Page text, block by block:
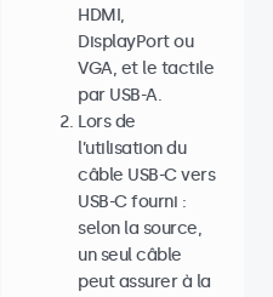
HDMI,
DisplayPort ou
VGA, et le tactile
par USB-A.
Lors de
l’utilisation du
câble USB-C vers
USB-C fourni :
selon la source,
un seul câble
peut assurer à la